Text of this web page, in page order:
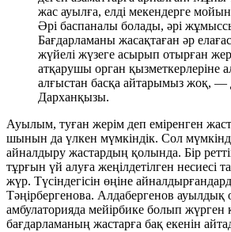
жас ауылға, елді мекендерге
Әрі баспаналы болады, әрі
Бағдарламаны жасақтаған әр
жүйелі жүзеге асырып отырған
атқарушы орган қызметкерлеріне
алғыстан басқа айтарымыз жоқ, —
Дарханқызы.
Ауылым, туған жерім деп еміренген
шынын да үлкен мүмкіндік. Сол
айналдыру жастардың қолында. Бір
тұрғын үй алуға жеңілдетілген несиесі
жүр. Түсіндегісін өңіне
Тәңірбергенова. Алдабергенов ауылдық
амбулаторияда мейірбике болып жүрген
бағдарламаның жастарға бақ екенін